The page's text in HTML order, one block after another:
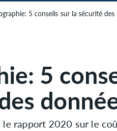
5 conseils sur la sécurité des
5
le rapport 2020 sur le